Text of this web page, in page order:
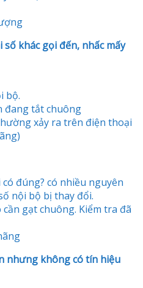
khác gọi đến, nhấc mấy
bộ.
đang tắt chuông
xảy ra trên điện thoại
đúng? có nhiều nguyên
nội bộ bị thay đổi.
gạt chuông. Kiểm tra đã
nhưng không có tín hiệu